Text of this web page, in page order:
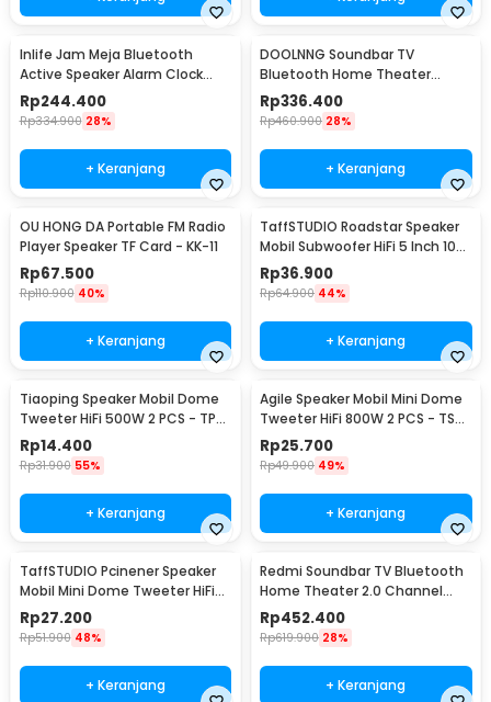
Inlife Jam Meja Bluetooth
Active Speaker Alarm Clock
Radio USB Charge - K11
Rp244.400
Rp334.900 28%
+ Keranjang
DOOLNNG Soundbar TV
Bluetooth Home Theater
Stereo Subwoofer AUX 20W -
BS-28B
Rp336.400
Rp460.900 28%
+ Keranjang
OU HONG DA Portable FM Radio
Player Speaker TF Card - KK-11
Rp67.500
Rp110.900 40%
+ Keranjang
TaffSTUDIO Roadstar Speaker
Mobil Subwoofer HiFi 5 Inch 100
W 1 PCS - VO-502
Rp36.900
Rp64.900 44%
+ Keranjang
Tiaoping Speaker Mobil Dome
Tweeter HiFi 500W 2 PCS - TP-
005A
Rp14.400
Rp31.900 55%
+ Keranjang
Agile Speaker Mobil Mini Dome
Tweeter HiFi 800W 2 PCS - TS-
T120
Rp25.700
Rp49.900 49%
+ Keranjang
TaffSTUDIO Pcinener Speaker
Mobil Mini Dome Tweeter HiFi
140W 2 PCS - TS-T280
Rp27.200
Rp51.900 48%
+ Keranjang
Redmi Soundbar TV Bluetooth
Home Theater 2.0 Channel
Stereo AUX 30W - MDZ-34-DA
Rp452.400
Rp619.900 28%
+ Keranjang